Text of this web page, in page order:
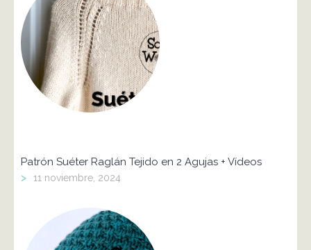
Patrón Suéter Raglán Tejido en 2 Agujas + Vídeos
> 11 noviembre, 2024